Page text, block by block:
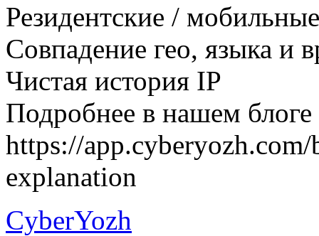
Резидентские /
Совпадение гео, языка и
Чистая история IP
Подробнее в нашем блоге
https://
explanation
CyberYozh